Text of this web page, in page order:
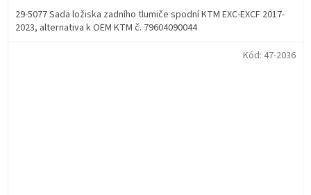
29-5077 Sada ložiska zadního tlumiče spodní KTM EXC-EXCF 2017-
2023, alternativa k OEM KTM č. 79604090044
Kód: 47-2036